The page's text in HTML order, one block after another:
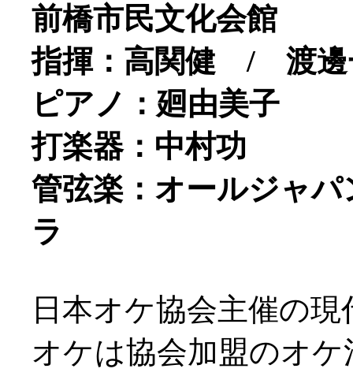
前橋市民文化会館
指揮：高関健 / 渡邊
ピアノ：廻由美子
打楽器：中村功
管弦楽：オールジャ
ラ
日本オケ協会主催の
オケは協会加盟のオ